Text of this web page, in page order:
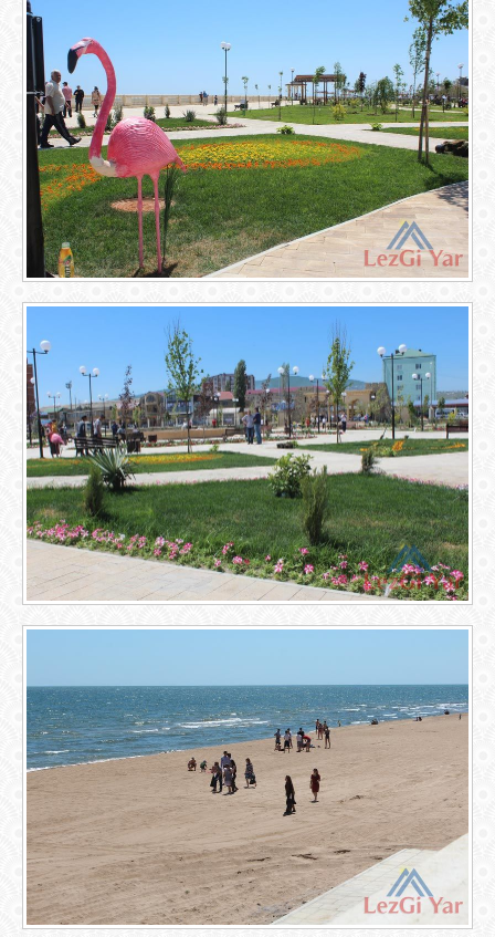
ФОТО
ВИДЕО
МУЗЫКА
САЙТЫ
ОБЪЯВЛЕНИЯ
ВОПРОСЫ /
ОТВЕТЫ
КОНТАКТЫ
ВХОД
RSS
GOOGLE+
FACEBOOK